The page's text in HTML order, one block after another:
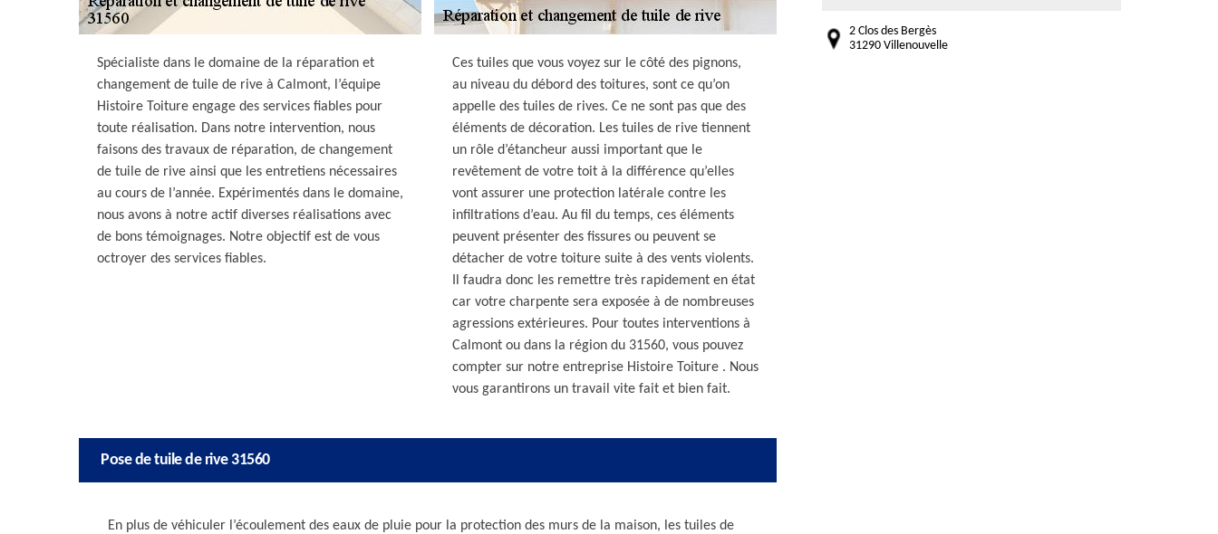
Spécialiste dans le domaine de la réparation et
changement de tuile de rive à Calmont, l’équipe
Histoire Toiture engage des services fiables pour
toute réalisation. Dans notre intervention, nous
faisons des travaux de réparation, de changement
de tuile de rive ainsi que les entretiens nécessaires
au cours de l’année. Expérimentés dans le domaine,
nous avons à notre actif diverses réalisations avec
de bons témoignages. Notre objectif est de vous
octroyer des services fiables.
Ces tuiles que vous voyez sur le côté des pignons,
au niveau du débord des toitures, sont ce qu’on
appelle des tuiles de rives. Ce ne sont pas que des
éléments de décoration. Les tuiles de rive tiennent
un rôle d’étancheur aussi important que le
revêtement de votre toit à la différence qu’elles
vont assurer une protection latérale contre les
infiltrations d’eau. Au fil du temps, ces éléments
peuvent présenter des fissures ou peuvent se
détacher de votre toiture suite à des vents violents.
Il faudra donc les remettre très rapidement en état
car votre charpente sera exposée à de nombreuses
agressions extérieures. Pour toutes interventions à
Calmont ou dans la région du 31560, vous pouvez
compter sur notre entreprise Histoire Toiture . Nous
vous garantirons un travail vite fait et bien fait.
Pose de tuile de rive 31560
En plus de véhiculer l’écoulement des eaux de pluie pour la protection des murs de la maison, les tuiles de
2 Clos des Bergès
31290 Villenouvelle